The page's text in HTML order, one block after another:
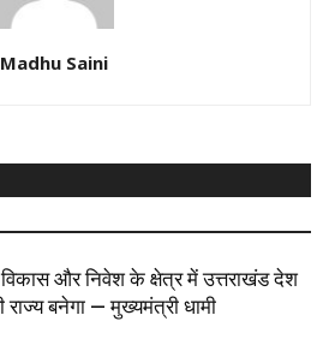
Madhu Saini
और निवेश के क्षेत्र में उत्तराखंड देश
राज्य बनेगा — मुख्यमंत्री धामी